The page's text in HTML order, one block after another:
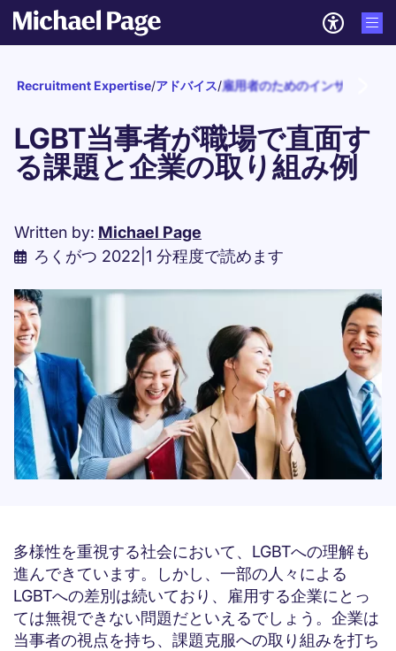
Recruitment Expertise/アドバイス/雇用者のためのインサイト
LGBT当事者が職場で直面す
る課題と企業の取り組み例
Written by: Michael Page
ろくがつ 2022 1 分程度で読めます
多様性を重視する社会において、LGBTへの理解も
進んできています。しかし、一部の人々による
LGBTへの差別は続いており、雇用する企業にとっ
ては無視できない問題だといえるでしょう。企業は
当事者の視点を持ち、課題克服への取り組みを打ち